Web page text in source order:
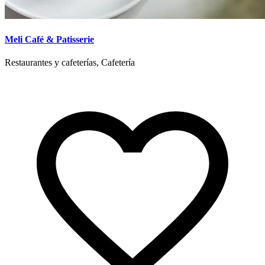
Meli Café & Patisserie
Restaurantes y cafeterías, Cafetería